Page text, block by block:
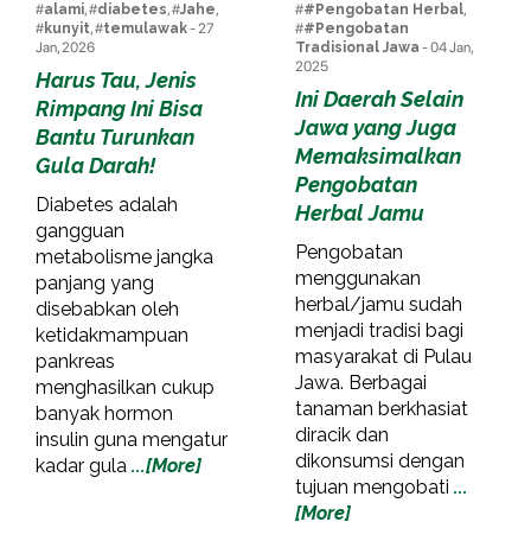
#alami, #diabetes, #Jahe,
#kunyit, #temulawak- 27
Jan, 2026
Harus Tau, Jenis
Rimpang Ini Bisa
Bantu Turunkan
Gula Darah!
Diabetes adalah
gangguan
metabolisme jangka
panjang yang
disebabkan oleh
ketidakmampuan
pankreas
menghasilkan cukup
banyak hormon
insulin guna mengatur
kadar gula ...[More]
##Pengobatan Herbal,
##Pengobatan
Tradisional Jawa - 04 Jan,
2025
Ini Daerah Selain
Jawa yang Juga
Memaksimalkan
Pengobatan
Herbal Jamu
Pengobatan
menggunakan
herbal/jamu sudah
menjadi tradisi bagi
masyarakat di Pulau
Jawa. Berbagai
tanaman berkhasiat
diracik dan
dikonsumsi dengan
tujuan mengobati ...
[More]